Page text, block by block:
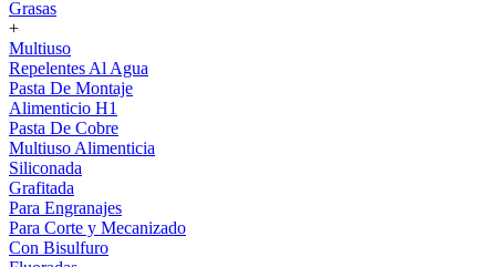
Grasas
+
Multiuso
Repelentes Al Agua
Pasta De Montaje
Alimenticio H1
Pasta De Cobre
Multiuso Alimenticia
Siliconada
Grafitada
Para Engranajes
Para Corte y Mecanizado
Con Bisulfuro